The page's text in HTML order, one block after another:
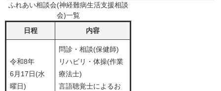
ふれあい相談会(神経難病生活支援相談
会)一覧
日程
内容
令和8年
6月17日(水
曜日)
問診・相談(保健師)
リハビリ・体操(作業
療法士)
言語聴覚士によるお